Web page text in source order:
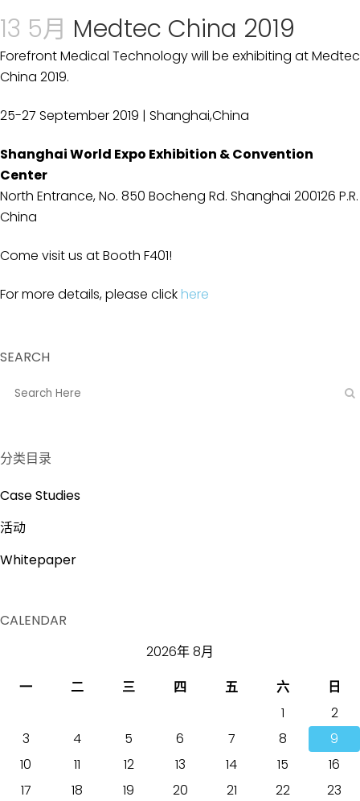
13 5月 Medtec China 2019
Forefront Medical Technologywill be exhibiting at Medtec
China 2019.
25-27 September 2019 | Shanghai,China
Shanghai World Expo Exhibition & Convention
Center
North Entrance, No. 850 Bocheng Rd. Shanghai 200126 P.R.
China
Come visit us at Booth F401!
For more details, please click here
SEARCH
分类目录
Case Studies
活动
Whitepaper
CALENDAR
2026年 8月
一
二 三 四 五 六
日
1
2
3
4 5 6 7 8
9
10
11 12 13 14 15
16
17
18 19 20 21 22
23